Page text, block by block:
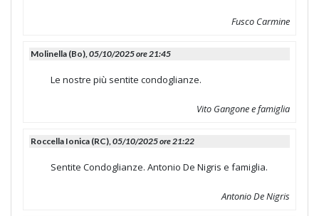
Fusco Carmine
Molinella (Bo),05/10/2025 ore 21:45
Le nostre più sentite condoglianze.
Vito Gangone e famiglia
Roccella Ionica (RC),05/10/2025 ore 21:22
Sentite Condoglianze. Antonio De Nigris e famiglia.
Antonio De Nigris